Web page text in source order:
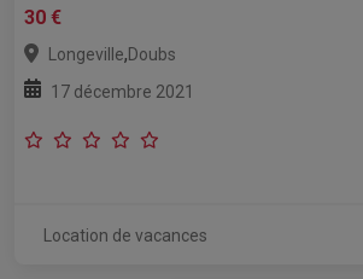
30 €
Longeville,Doubs
17 décembre 2021
Location de vacances